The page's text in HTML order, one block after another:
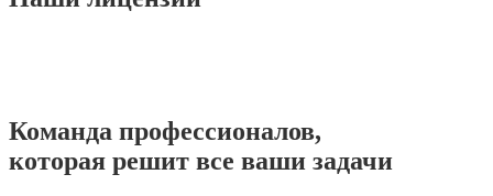
Команда профессионалов,
которая решит все ваши задачи